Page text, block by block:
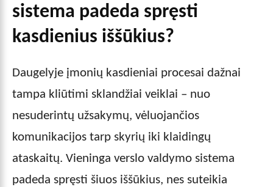
sistema padeda spręsti
kasdienius iššūkius?
Daugelyje įmonių kasdieniai procesai dažnai
tampa kliūtimi sklandžiai veiklai – nuo
nesuderintų užsakymų, vėluojančios
komunikacijos tarp skyrių iki klaidingų
ataskaitų. Vieninga verslo valdymo sistema
padeda spręsti šiuos iššūkius, nes suteikia